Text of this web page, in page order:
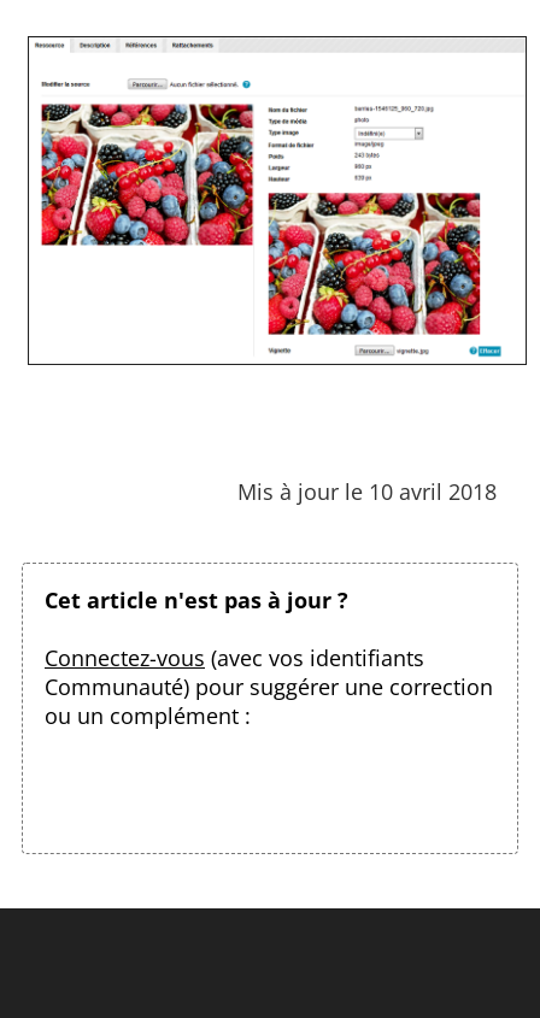
Mis à jour le 10 avril 2018
Cet article n'est pas à jour ?
Connectez-vous (avec vos identifiants
Communauté) pour suggérer une correction
ou un complément :